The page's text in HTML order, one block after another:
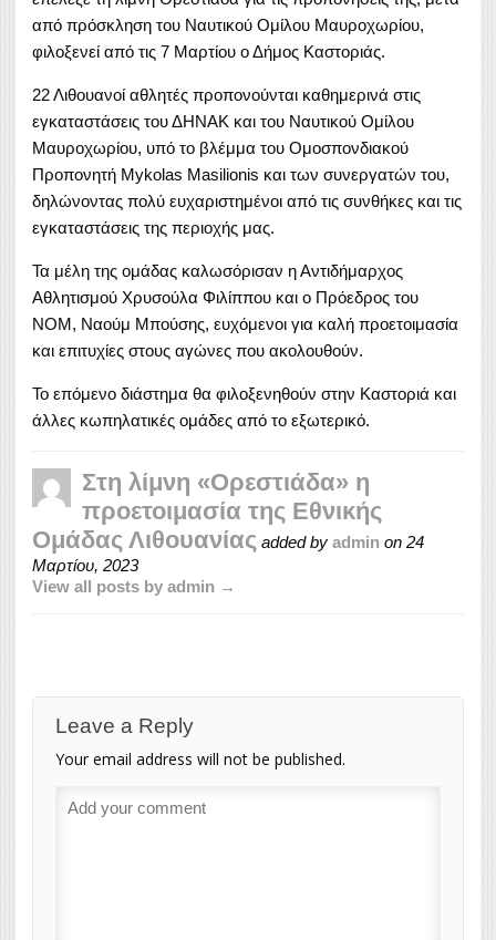
από πρόσκληση του Ναυτικού Ομίλου Μαυροχωρίου,
φιλοξενεί από τις 7 Μαρτίου ο Δήμος Καστοριάς.
22 Λιθουανοί αθλητές προπονούνται καθημερινά στις
εγκαταστάσεις του ΔΗΝΑΚ και του Ναυτικού Ομίλου
Μαυροχωρίου, υπό το βλέμμα του Ομοσπονδιακού
Προπονητή Mykolas Masilionis και των συνεργατών του,
δηλώνοντας πολύ ευχαριστημένοι από τις συνθήκες και τις
εγκαταστάσεις της περιοχής μας.
Τα μέλη της ομάδας καλωσόρισαν η Αντιδήμαρχος
Αθλητισμού Χρυσούλα Φιλίππου και ο Πρόεδρος του
ΝΟΜ, Ναούμ Μπούσης, ευχόμενοι για καλή προετοιμασία
και επιτυχίες στους αγώνες που ακολουθούν.
Το επόμενο διάστημα θα φιλοξενηθούν στην Καστοριά και
άλλες κωπηλατικές ομάδες από το εξωτερικό.
Στη λίμνη «Ορεστιάδα» η
προετοιμασία της Εθνικής
Ομάδας Λιθουανίας added by admin on 24
Μαρτίου, 2023
View all posts by admin →
Leave a Reply
Your email address will not be published.